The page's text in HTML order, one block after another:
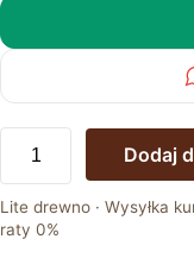
Regał
loftowy
Westa
Dodaj
Lite drewno · Wysyłka
raty 0%